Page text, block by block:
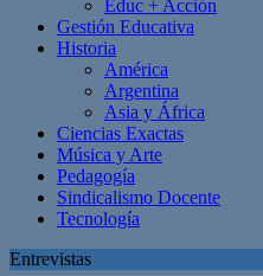
Educ + Acción
Gestión Educativa
Historia
América
Argentina
Asia y África
Ciencias Exactas
Música y Arte
Pedagogía
Sindicalismo Docente
Tecnología
Entrevistas